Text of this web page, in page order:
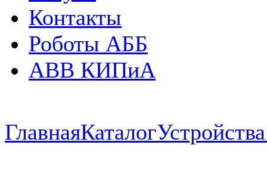
Контакты
Роботы АББ
ABB КИПиА
ГлавнаяКаталог